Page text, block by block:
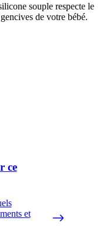
souple respecte le
de votre bébé.
ce
et